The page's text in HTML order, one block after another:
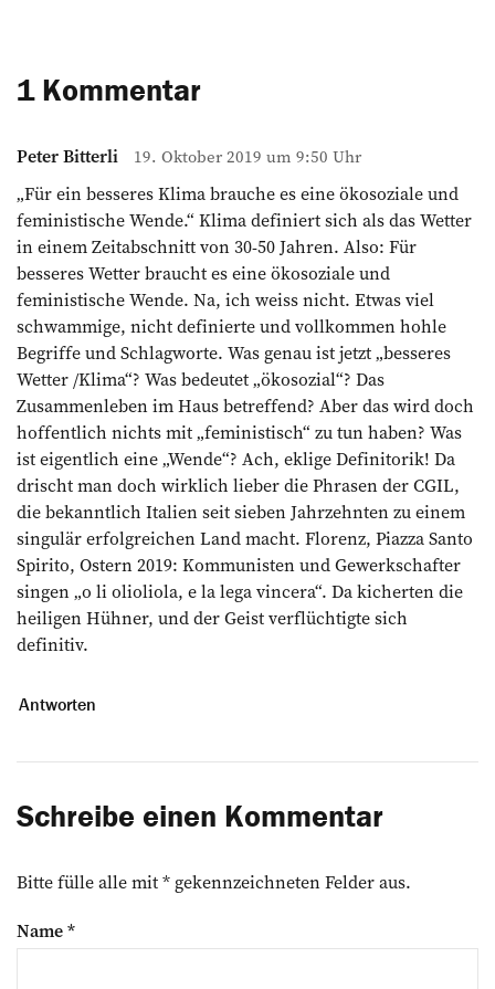
1 Kommentar
Peter Bitterli 19. Oktober 2019 um 9:50 Uhr
„Für ein besseres Klima brauche es eine ökosoziale und
feministische Wende.“ Klima definiert sich als das Wetter
in einem Zeitabschnitt von 30-50 Jahren. Also: Für
besseres Wetter braucht es eine ökosoziale und
feministische Wende. Na, ich weiss nicht. Etwas viel
schwammige, nicht definierte und vollkommen hohle
Begriffe und Schlagworte. Was genau ist jetzt „besseres
Wetter /Klima“? Was bedeutet „ökosozial“? Das
Zusammenleben im Haus betreffend? Aber das wird doch
hoffentlich nichts mit „feministisch“ zu tun haben? Was
ist eigentlich eine „Wende“? Ach, eklige Definitorik! Da
drischt man doch wirklich lieber die Phrasen der CGIL,
die bekanntlich Italien seit sieben Jahrzehnten zu einem
singulär erfolgreichen Land macht. Florenz, Piazza Santo
Spirito, Ostern 2019: Kommunisten und Gewerkschafter
singen „o li olioliola, e la lega vincera“. Da kicherten die
heiligen Hühner, und der Geist verflüchtigte sich
definitiv.
Antworten
Schreibe einen Kommentar
Bitte fülle alle mit * gekennzeichneten Felder aus.
Name*